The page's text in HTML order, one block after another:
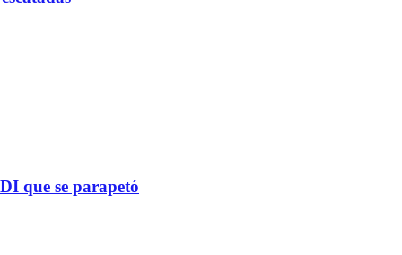
que se parapetó